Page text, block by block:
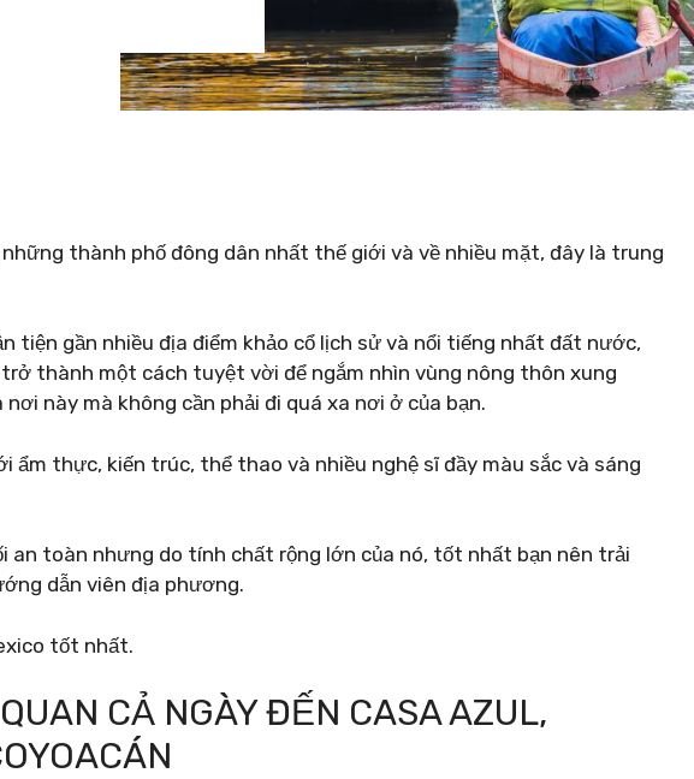
thành phố đông dân nhất thế giới và về nhiều mặt, đây là trung
tiện gần nhiều địa điểm khảo cổ lịch sử và nổi tiếng nhất đất nước,
thành một cách tuyệt vời để ngắm nhìn vùng nông thôn xung
này mà không cần phải đi quá xa nơi ở của bạn.
ẩm thực, kiến ​​trúc, thể thao và nhiều nghệ sĩ đầy màu sắc và sáng
an toàn nhưng do tính chất rộng lớn của nó, tốt nhất bạn nên trải
dẫn viên địa phương.
tốt nhất.
CẢ NGÀY ĐẾN CASA AZUL,